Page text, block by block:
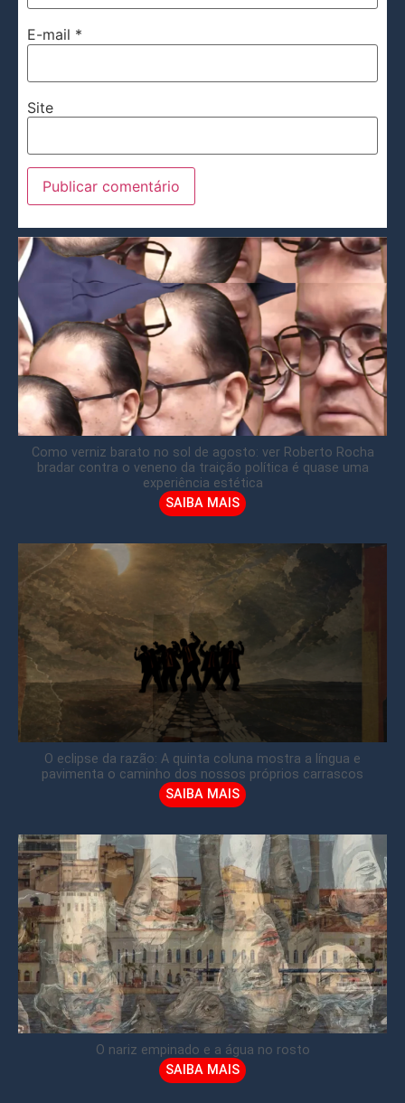
E-mail *
Site
Como verniz barato no sol de agosto: ver Roberto Rocha
bradar contra o veneno da traição política é quase uma
experiência estética
SAIBA MAIS
O eclipse da razão: A quinta coluna mostra a língua e
pavimenta o caminho dos nossos próprios carrascos
SAIBA MAIS
O nariz empinado e a água no rosto
SAIBA MAIS